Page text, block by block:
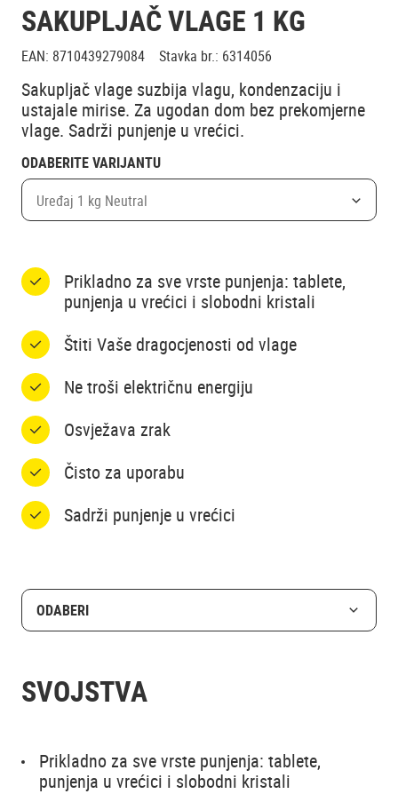
SAKUPLJAČ VLAGE 1 KG
EAN: 8710439279084 Stavka br.: 6314056
Sakupljač vlage suzbija vlagu, kondenzaciju i
ustajale mirise. Za ugodan dom bez prekomjerne
vlage. Sadrži punjenje u vrećici.
ODABERITE VARIJANTU
Uređaj 1 kg Neutral
Prikladno za sve vrste punjenja: tablete,
punjenja u vrećici i slobodni kristali
Štiti Vaše dragocjenosti od vlage
Ne troši električnu energiju
Osvježava zrak
Čisto za uporabu
Sadrži punjenje u vrećici
ODABERI
SVOJSTVA
Prikladno za sve vrste punjenja: tablete,
punjenja u vrećici i slobodni kristali